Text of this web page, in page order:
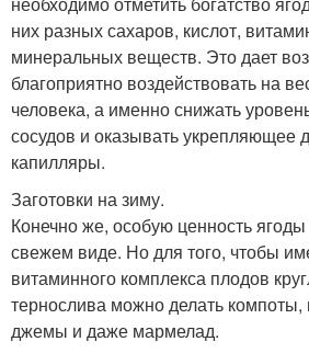
них разных сахаров, кислот,
минеральных веществ. Это дает
благоприятно воздействовать на
человека, а именно снижать
сосудов и оказывать укрепляющее
капилляры.
Заготовки на зиму.
Конечно же, особую ценность
свежем виде. Но для того, чтобы
витаминного комплекса плодов
тернослива можно делать компоты,
джемы и даже мармелад.